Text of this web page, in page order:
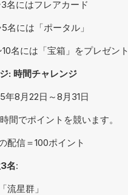
名にはフレアカード
は「ポータル」
6~10名には「宝箱」をプレゼント
: 時間チャレンジ
年8月22日～8月31日
間でポイントを競います。
1分の配信＝100ポイント
名:
1位:「流星群」